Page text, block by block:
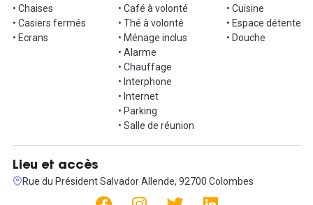
LOCALISATION
Nous sommes situés à Colombes (92700), à 100m du Bus et
accés simple Rer et Tramway, à 10 minutes de la Défense.
Beaucoup de commerces, restaurants et divers magsins juste à
Loft situé dans rue trés calme.
Toutes les charges sont comprises : électricité, chauffage,
ménage.
Nous souhaitons un engagement minimum de 3 mois.
Contrat flexible avec 1 mois de garantie.
• Chaises
• Casiers fermés
• Ecrans
• Café à volonté
• Thé à volonté
• Ménage inclus
• Alarme
• Chauffage
• Interphone
• Internet
• Parking
• Salle de réunion
• Cuisine
• Espace détente
• Douche
Lieu et accès
Rue du Président Salvador Allende, 92700 Colombes